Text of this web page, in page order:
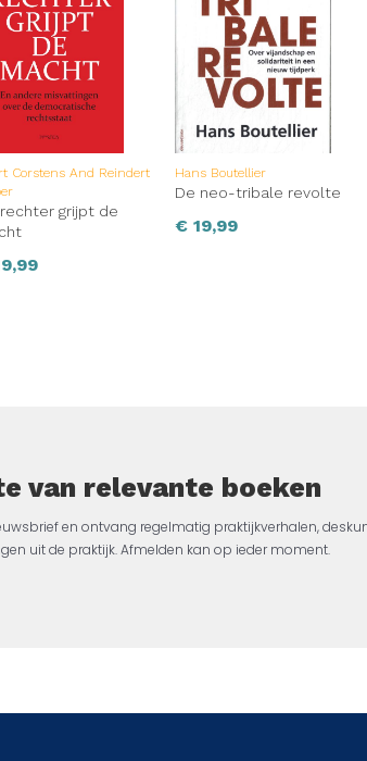
Corstens And Reindert
grijpt de
Hans Boutellier
De neo-tribale revolte
€19,99
van relevante boeken
en ontvang regelmatig praktijkverhalen,
uit de praktijk. Afmelden kan op ieder moment.